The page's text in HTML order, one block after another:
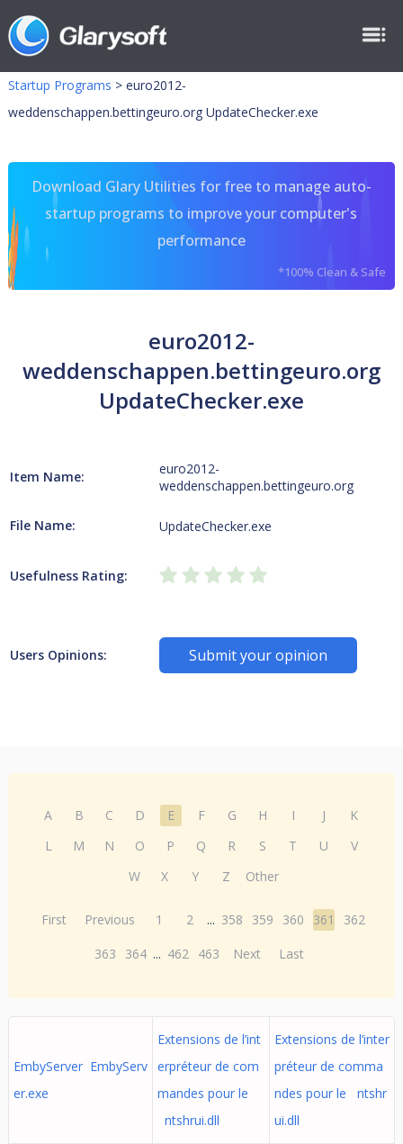
Startup Programs > euro2012-
weddenschappen.bettingeuro.org UpdateChecker.exe
Download Glary Utilities for free to manage auto-
startup programs to improve your computer's
performance
*100% Clean & Safe
euro2012-
weddenschappen.bettingeuro.org
UpdateChecker.exe
Item Name:
euro2012-
weddenschappen.bettingeuro.org
File Name: UpdateChecker.exe
Usefulness Rating:
Users Opinions: Submit your opinion
A B C D E F G H I J
K
L
M N O P Q R S T U
V
W
X Y Z Other
First Previous 1 2 ... 358 359 360 361
362
363
364 ... 462 463 Next Last
EmbyServer EmbyServ
er.exe
Extensions de l’int
erpréteur de com
mandes pour le
ntshrui.dll
Extensions de l’inter
préteur de comma
ndes pour le ntshr
ui.dll